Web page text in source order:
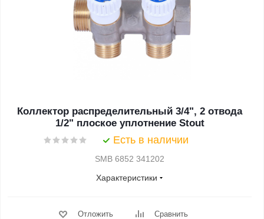
Коллектор распределительный 3/4", 2 отвода
1/2" плоское уплотнение Stout
Есть в наличии
SMB 6852 341202
Характеристики
Отложить Сравнить